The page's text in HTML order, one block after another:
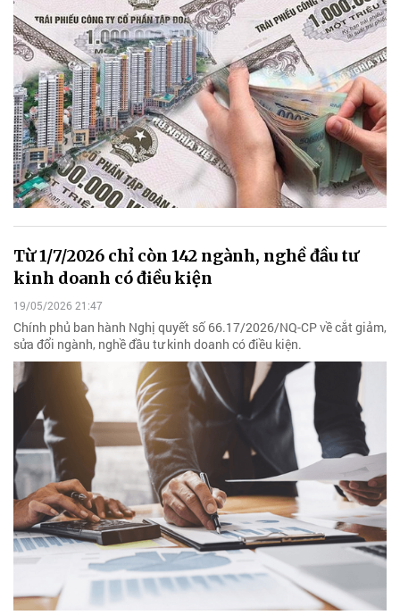
Từ 1/7/2026 chỉ còn 142 ngành, nghề đầu tư
kinh doanh có điều kiện
19/05/2026 21:47
Chính phủ ban hành Nghị quyết số 66.17/2026/NQ-CP về cắt giảm,
sửa đổi ngành, nghề đầu tư kinh doanh có điều kiện.